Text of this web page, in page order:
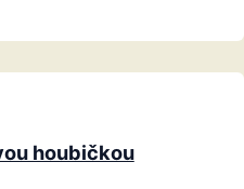
houbičkou